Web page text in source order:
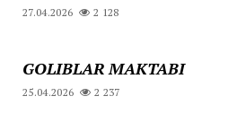
27.04.2026 2 128
GOLIBLAR MAKTABI
25.04.2026 2 237